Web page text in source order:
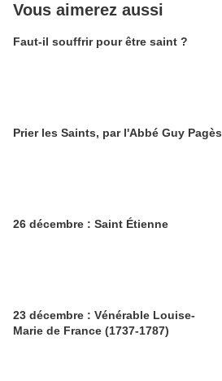
Vous aimerez aussi
Faut-il souffrir pour être saint ?
Prier les Saints, par l'Abbé Guy Pagès
26 décembre : Saint Étienne
23 décembre : Vénérable Louise-
Marie de France (1737-1787)